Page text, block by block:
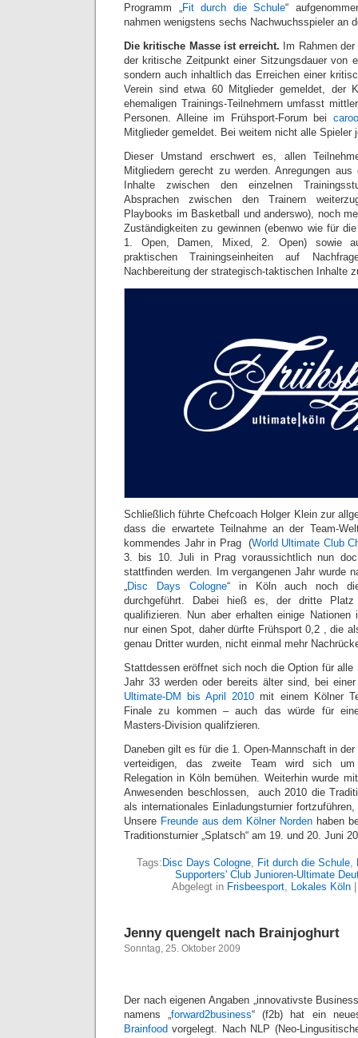
Programm „
Fit durch die Schule“
nahmen wenigstens sechs Nachwuchsspieler an
Die kritische Masse ist erreicht. Im Rahmen
der kritische Zeitpunkt einer Sitzungsdauer von
sondern auch inhaltlich das Erreichen einer
Verein sind etwa 60 Mitglieder gemeldet, der
ehemaligen Trainings-Teilnehmern umfasst
Personen. Alleine im Frühsport-Forum bei
Mitglieder gemeldet. Bei weitem nicht alle Spieler
Dieser Umstand erschwert es, allen
Mitgliedern gerecht zu werden. Anregungen
Inhalte zwischen den einzelnen
Absprachen zwischen den Trainern
Playbooks im Basketball und anderswo), noch
Zuständigkeiten zu gewinnen (ebenwo wie für
1. Open, Damen, Mixed, 2. Open) sowie
praktischen Trainingseinheiten auf
Nachbereitung der strategisch-taktischen Inhalte
Schließlich führte Chefcoach Holger Klein zur
dass die erwartete Teilnahme an der Team-
kommendes Jahr in Prag (World Ultimate Club
3. bis 10. Juli in Prag voraussichtlich nun
stattfinden werden. Im vergangenen Jahr wurde
„Disc Days Cologne“ in Köln auch noch
durchgeführt. Dabei hieß es, der dritte
qualifizieren. Nun aber erhalten einige Nationen
nur einen Spot, daher dürfte Frühsport 0,2 , die
genau Dritter wurden, nicht einmal mehr
Stattdessen eröffnet sich noch die Option für alle
Jahr 33 werden oder bereits älter sind, bei
Ultimate-DM bis April 2010 mit einem Kölner
Finale zu kommen – auch das würde für
Masters-Division qualifzieren.
Daneben gilt es für die 1. Open-Mannschaft in
verteidigen, das zweite Team wird sich
Relegation in Köln bemühen. Weiterhin wurde
Anwesenden beschlossen, auch 2010 die
als internationales Einladungsturnier
Unsere Freunde aus dem Kölner Norden haben
Traditionsturnier „Splatsch“ am 19. und 20. Juni
Tags: Disc Days Cologne, Fit durch die Schule,
Supporters' Club Junioren-Ultimate
Abgelegt in Frisbeesport, Lokales Köln
Jenny quengelt nach Brainjoghurt
Sonntag, 25. Oktober 2009
Der nach eigenen Angaben „innovativste
namens „forward2business“ (f2b) hat ein
Brainfood vorgelegt. Nach NLP (Neo-